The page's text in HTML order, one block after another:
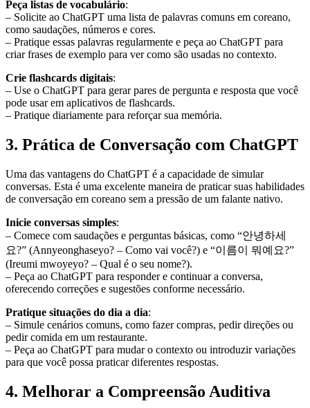
Peça listas de vocabulário:
– Solicite ao ChatGPT uma lista de palavras comuns em coreano,
como saudações, números e cores.
– Pratique essas palavras regularmente e peça ao ChatGPT para
criar frases de exemplo para ver como são usadas no contexto.
Crie flashcards digitais:
– Use o ChatGPT para gerar pares de pergunta e resposta que você
pode usar em aplicativos de flashcards.
– Pratique diariamente para reforçar sua memória.
3. Prática de Conversação com ChatGPT
Uma das vantagens do ChatGPT é a capacidade de simular
conversas. Esta é uma excelente maneira de praticar suas habilidades
de conversação em coreano sem a pressão de um falante nativo.
Inicie conversas simples:
– Comece com saudações e perguntas básicas, como “안녕하세
요?” (Annyeonghaseyo? – Como vai você?) e “이름이 뭐예요?”
(Ireumi mwoyeyo? – Qual é o seu nome?).
– Peça ao ChatGPT para responder e continuar a conversa,
oferecendo correções e sugestões conforme necessário.
Pratique situações do dia a dia:
– Simule cenários comuns, como fazer compras, pedir direções ou
pedir comida em um restaurante.
– Peça ao ChatGPT para mudar o contexto ou introduzir variações
para que você possa praticar diferentes respostas.
4. Melhorar a Compreensão Auditiva